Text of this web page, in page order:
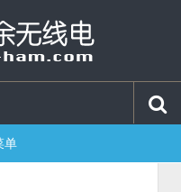
单